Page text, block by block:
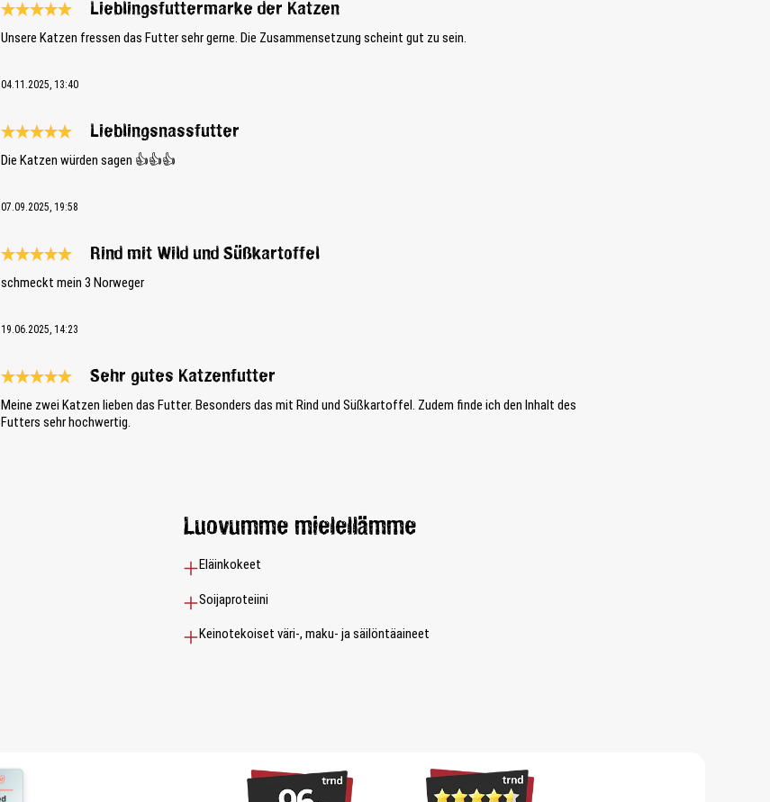
Lieblingsfuttermarke der Katzen
Unsere Katzen fressen das Futter sehr gerne. Die Zusammensetzung scheint gut zu sein.
04.11.2025, 13:40
Lieblingsnassfutter
Die Katzen würden sagen 👍👍👍
07.09.2025, 19:58
Rind mit Wild und Süßkartoffel
schmeckt mein 3 Norweger
19.06.2025, 14:23
Sehr gutes Katzenfutter
Meine zwei Katzen lieben das Futter. Besonders das mit Rind und Süßkartoffel. Zudem finde ich den Inhalt des
Futters sehr hochwertig.
Luovumme mielellämme
Eläinkokeet
Soijaproteiini
Keinotekoiset väri-, maku- ja säilöntäaineet